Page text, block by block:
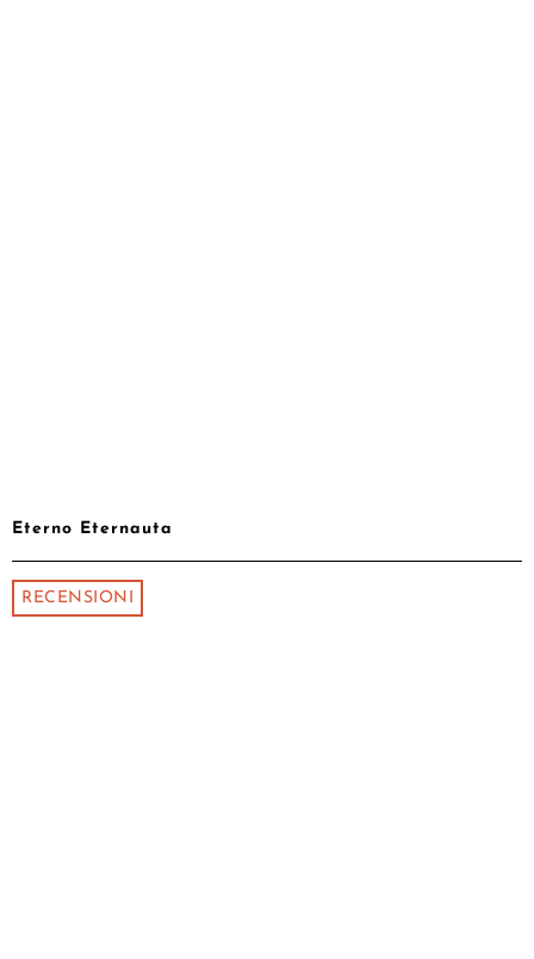
Eterno Eternauta
RECENSIONI